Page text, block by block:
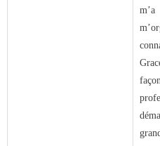
- Formations aux
- Formations des